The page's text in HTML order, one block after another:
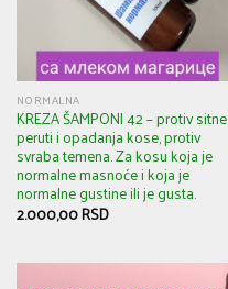
NORMALNA
KREZA ŠAMPONI 42 – protiv sitne
peruti i opadanja kose, protiv
svraba temena. Za kosu koja je
normalne masnoće i koja je
normalne gustine ili je gusta.
2.000,00RSD